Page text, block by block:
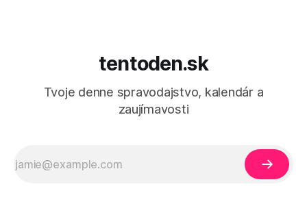
tentoden.sk
Tvoje denne spravodajstvo, kalendár a
zaujímavosti